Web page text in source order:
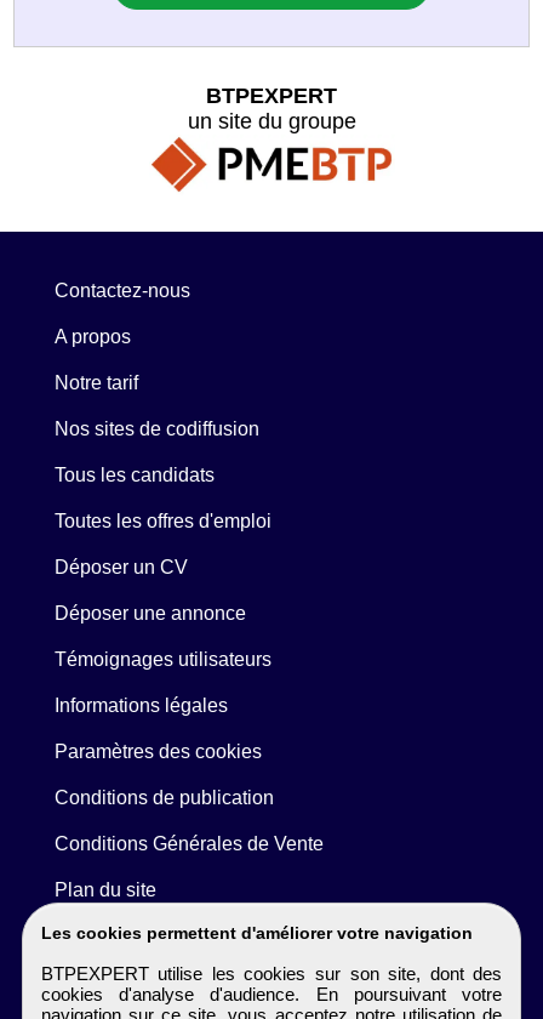
Les cookies permettent d'améliorer votre navigation
BTPEXPERT utilise les cookies sur son site, dont des
cookies d'analyse d'audience. En poursuivant votre
navigation sur ce site, vous acceptez notre utilisation de
BTPEXPERT
un site du groupe
Contactez-nous
A propos
Notre tarif
Nos sites de codiffusion
Tous les candidats
Toutes les offres d'emploi
Déposer un CV
Déposer une annonce
Témoignages utilisateurs
Informations légales
Paramètres des cookies
Conditions de publication
Conditions Générales de Vente
Plan du site